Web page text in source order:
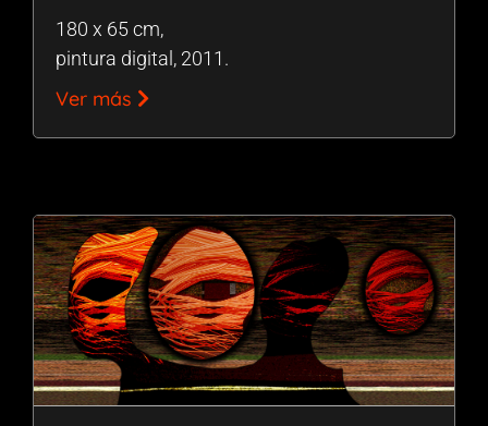
180 x 65 cm,
pintura digital, 2011.
Ver más